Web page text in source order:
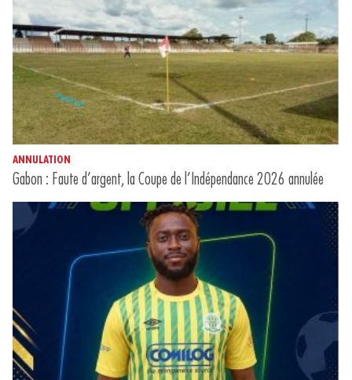
ANNULATION
Gabon : Faute d’argent, la Coupe de l’Indépendance 2026 annulée